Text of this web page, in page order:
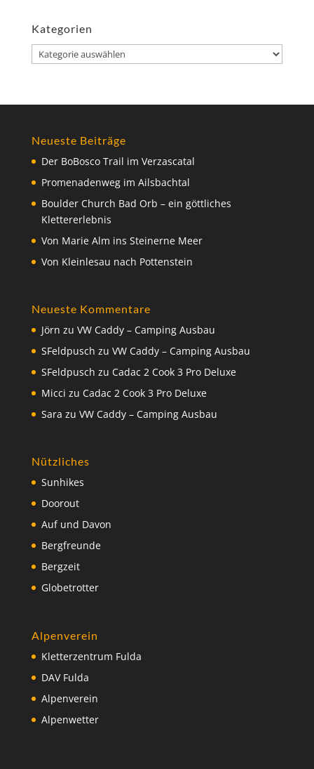
Kategorien
Kategorien
Neueste Beiträge
Der BoBosco Trail im Verzascatal
Promenadenweg im Ailsbachtal
Boulder Church Bad Orb – ein göttliches
Klettererlebnis
Von Marie Alm ins Steinerne Meer
Von Kleinlesau nach Pottenstein
Neueste Kommentare
Jörn zu VW Caddy – Camping Ausbau
SFeldpusch zu VW Caddy – Camping Ausbau
SFeldpusch zu Cadac 2 Cook 3 Pro Deluxe
Micci zu Cadac 2 Cook 3 Pro Deluxe
Sara zu VW Caddy – Camping Ausbau
Nützliches
Sunhikes
Doorout
Auf und Davon
Bergfreunde
Bergzeit
Globetrotter
Alpenverein
Kletterzentrum Fulda
DAV Fulda
Alpenverein
Alpenwetter